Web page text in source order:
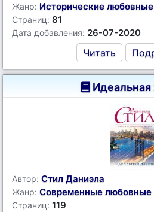
Жанр: Исторические
Страниц: 81
Дата добавления: 26-07-2020
Читать
Идеальная
Автор: Стил Даниэла
Жанр: Современные любовные
Страниц: 119